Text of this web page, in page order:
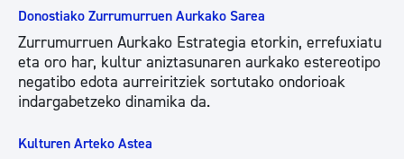
Donostiako Zurrumurruen Aurkako Sarea
Zurrumurruen Aurkako Estrategia etorkin, errefuxiatu
eta oro har, kultur aniztasunaren aurkako estereotipo
negatibo edota aurreiritziek sortutako ondorioak
indargabetzeko dinamika da.
Kulturen Arteko Astea